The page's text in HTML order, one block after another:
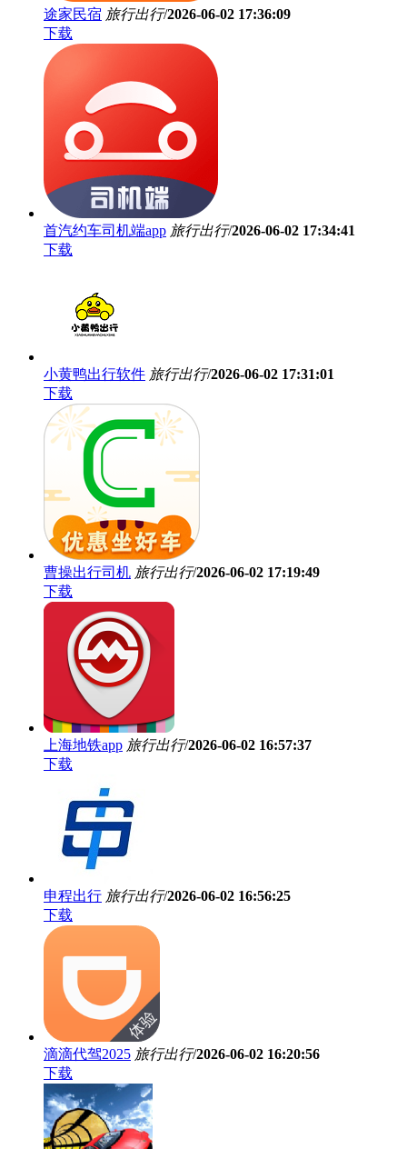
途家民宿 旅行出行/2026-06-02 17:36:09
下载
首汽约车司机端app 旅行出行/2026-06-02 17:34:41
下载
小黄鸭出行软件 旅行出行/2026-06-02 17:31:01
下载
曹操出行司机 旅行出行/2026-06-02 17:19:49
下载
上海地铁app 旅行出行/2026-06-02 16:57:37
下载
申程出行 旅行出行/2026-06-02 16:56:25
下载
滴滴代驾2025 旅行出行/2026-06-02 16:20:56
下载